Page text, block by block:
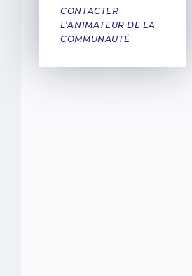
CONTACTER
L’ANIMATEUR DE LA
COMMUNAUTÉ